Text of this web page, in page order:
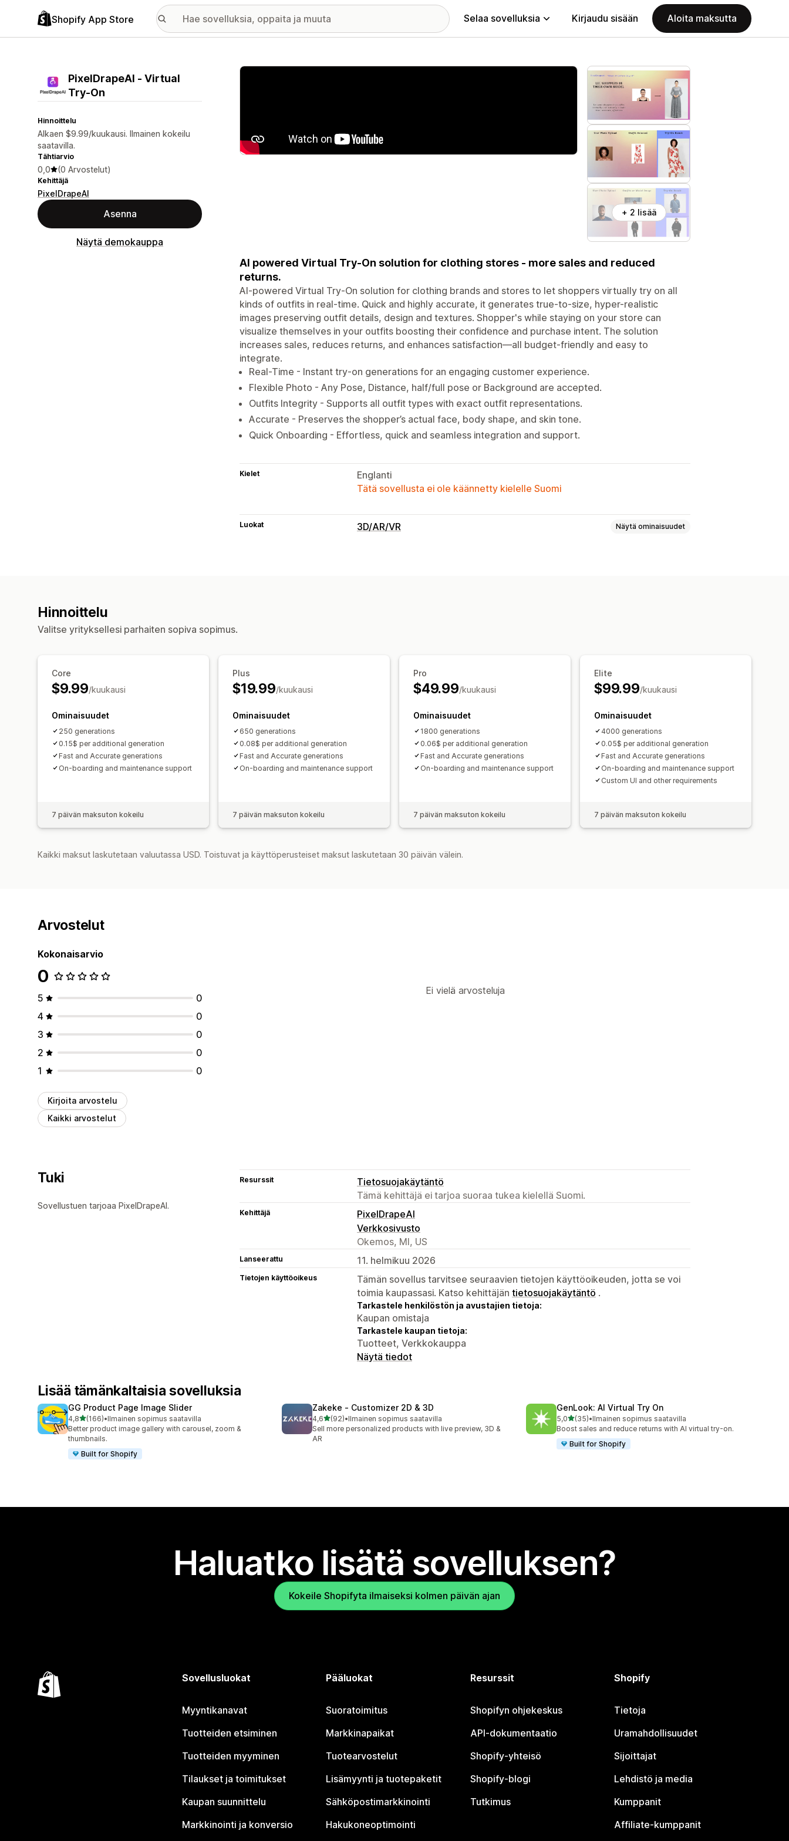
Shopify App Store Selaa sovelluksia Kirjaudu sisään Aloita maksutta
PixelDrapeAI ‑ Virtual
Try‑On
Hinnoittelu
Alkaen $9.99/kuukausi. Ilmainen kokeilu
saatavilla.
Tähtiarvio
0,0 (0 Arvostelut)
Kehittäjä
PixelDrapeAI
Asenna
Näytä demokauppa
Esittelykuvagalleria
+ 2 lisää
AI powered Virtual Try-On solution for clothing stores - more sales and reduced
returns.
AI-powered Virtual Try-On solution for clothing brands and stores to let shoppers virtually try on all
kinds of outfits in real-time. Quick and highly accurate, it generates true-to-size, hyper-realistic
images preserving outfit details, design and textures. Shopper's while staying on your store can
visualize themselves in your outfits boosting their confidence and purchase intent. The solution
increases sales, reduces returns, and enhances satisfaction—all budget-friendly and easy to
integrate.
Real-Time - Instant try-on generations for an engaging customer experience.
Flexible Photo - Any Pose, Distance, half/full pose or Background are accepted.
Outfits Integrity - Supports all outfit types with exact outfit representations.
Accurate - Preserves the shopper’s actual face, body shape, and skin tone.
Quick Onboarding - Effortless, quick and seamless integration and support.
Kielet
Englanti
Tätä sovellusta ei ole käännetty kielelle Suomi
Luokat 3D/AR/VR Näytä ominaisuudet
Hinnoittelu
Valitse yrityksellesi parhaiten sopiva sopimus.
Core
$9.99/kuukausi
Ominaisuudet
250 generations
0.15$ per additional generation
Fast and Accurate generations
On-boarding and maintenance support
7 päivän maksuton kokeilu
Plus
$19.99/kuukausi
Ominaisuudet
650 generations
0.08$ per additional generation
Fast and Accurate generations
On-boarding and maintenance support
7 päivän maksuton kokeilu
Pro
$49.99/kuukausi
Ominaisuudet
1800 generations
0.06$ per additional generation
Fast and Accurate generations
On-boarding and maintenance support
7 päivän maksuton kokeilu
Elite
$99.99/kuukausi
Ominaisuudet
4000 generations
0.05$ per additional generation
Fast and Accurate generations
On-boarding and maintenance support
Custom UI and other requirements
7 päivän maksuton kokeilu
Kaikki maksut laskutetaan valuutassa USD. Toistuvat ja käyttöperusteiset maksut laskutetaan 30 päivän välein.
Arvostelut
Kokonaisarvio
0
5
0
4
0
3
0
2
0
1
0
Kirjoita arvostelu
Kaikki arvostelut
Ei vielä arvosteluja
Tuki
Sovellustuen tarjoaa PixelDrapeAI.
Resurssit
Tietosuojakäytäntö
Tämä kehittäjä ei tarjoa suoraa tukea kielellä Suomi.
Kehittäjä
PixelDrapeAI
Verkkosivusto
Okemos, MI, US
Lanseerattu 11. helmikuu 2026
Tietojen käyttöoikeus
Tämän sovellus tarvitsee seuraavien tietojen käyttöoikeuden, jotta se voi
toimia kaupassasi. Katso kehittäjän tietosuojakäytäntö .
Tarkastele henkilöstön ja avustajien tietoja:
Kaupan omistaja
Tarkastele kaupan tietoja:
Tuotteet, Verkkokauppa
Näytä tiedot
Lisää tämänkaltaisia sovelluksia
GG Product Page Image Slider
4,8/ 5 tähteä
(166)
166 arvostelua yhteensä
•Ilmainen sopimus saatavilla
Better product image gallery with carousel, zoom &
thumbnails.
Built for Shopify
Zakeke ‑ Customizer 2D & 3D
4,6/ 5 tähteä
(92)
92 arvostelua yhteensä
•Ilmainen sopimus saatavilla
Sell more personalized products with live preview, 3D &
AR
GenLook: AI Virtual Try On
5,0/ 5 tähteä
(35)
35 arvostelua yhteensä
•Ilmainen sopimus saatavilla
Boost sales and reduce returns with AI virtual try-on.
Built for Shopify
Haluatko lisätä sovelluksen?
Kokeile Shopifyta ilmaiseksi kolmen päivän ajan
Sovellusluokat
Myyntikanavat
Tuotteiden etsiminen
Tuotteiden myyminen
Tilaukset ja toimitukset
Kaupan suunnittelu
Markkinointi ja konversio
Pääluokat
Suoratoimitus
Markkinapaikat
Tuotearvostelut
Lisämyynti ja tuotepaketit
Sähköpostimarkkinointi
Hakukoneoptimointi
Resurssit
Shopifyn ohjekeskus
API-dokumentaatio
Shopify-yhteisö
Shopify-blogi
Tutkimus
Shopify
Tietoja
Uramahdollisuudet
Sijoittajat
Lehdistö ja media
Kumppanit
Affiliate-kumppanit